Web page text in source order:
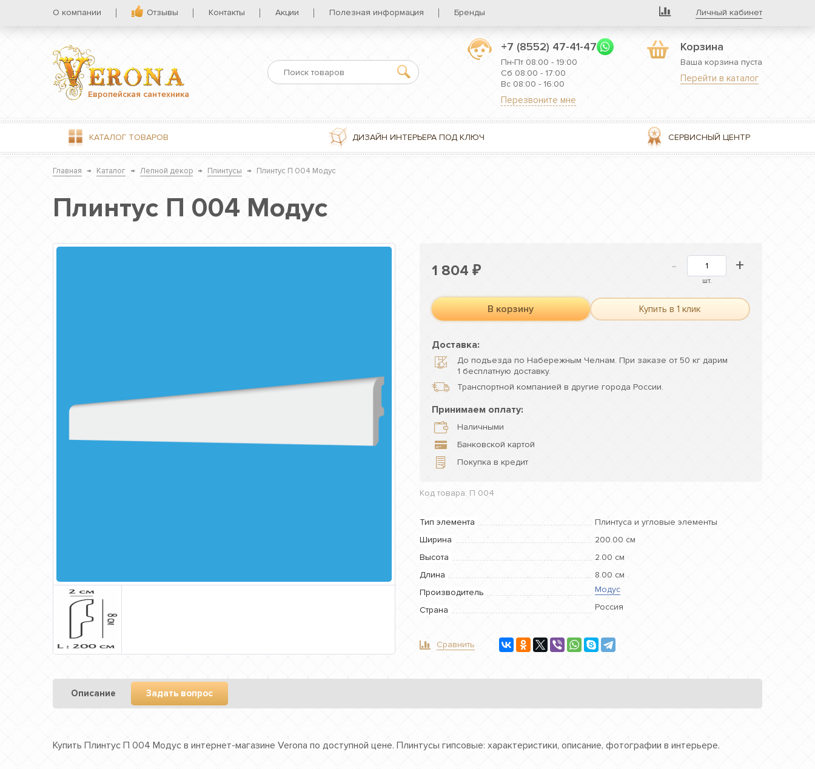
О компании Отзывы Контакты Акции Полезная информация Бренды Личный кабинет
Европейская сантехника
Корзина
Ваша корзина пуста
Перейти в каталог
+7 (8552) 47-41-47
Пн-Пт 08:00 - 19:00
Сб 08:00 - 17:00
Вс 08:00 - 16:00
Перезвоните мне
КАТАЛОГ ТОВАРОВ ДИЗАЙН ИНТЕРЬЕРА ПОД КЛЮЧ СЕРВИСНЫЙ ЦЕНТР
Главная → Каталог → Лепной декор → Плинтусы → Плинтус П 004 Модус
Плинтус П 004 Модус
1 804 ₽ - +
шт.
В корзину Купить в 1 клик
Доставка:
До подъезда по Набережным Челнам. При заказе от 50 кг дарим
1 бесплатную доставку.
Транспортной компанией в другие города России.
Принимаем оплату:
Наличными
Банковской картой
Покупка в кредит
Код товара: П 004
Тип элемента
Плинтуса и угловые элементы
Ширина
200.00 см
Высота
2.00 см
Длина
8.00 см
Производитель
Модус
Страна
Россия
Сравнить
Описание Задать вопрос
Купить Плинтус П 004 Модус в интернет-магазине Verona по доступной цене. Плинтусы гипсовые: характеристики, описание, фотографии в интерьере.